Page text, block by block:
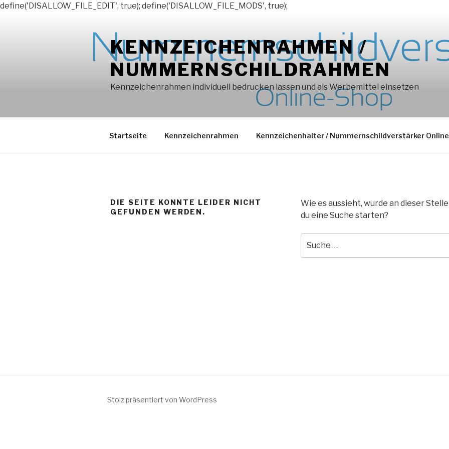
define('DISALLOW_FILE_EDIT', true); define('DISALLOW_FILE_MODS', true);
KENNZEICHENRAHMEN /
NUMMERNSCHILDRAHMEN
Kennzeichenrahmen individuell bedrucken lassen und als Werbemittel einsetzen
Startseite Kennzeichenrahmen Kennzeichenhalter / Nummernschildverstärker
DIE SEITE KONNTE LEIDER NICHT
GEFUNDEN WERDEN.
Wie es aussieht, wurde an dieser
du eine Suche starten?
nach:
Stolz präsentiert von WordPress